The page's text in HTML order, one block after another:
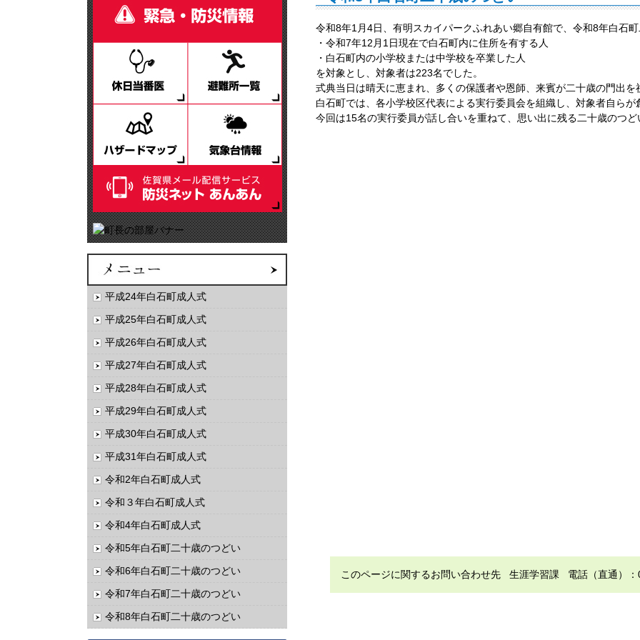
平成24年白石町成人式
平成25年白石町成人式
平成26年白石町成人式
平成27年白石町成人式
平成28年白石町成人式
平成29年白石町成人式
平成30年白石町成人式
平成31年白石町成人式
令和2年白石町成人式
令和３年白石町成人式
令和4年白石町成人式
令和5年白石町二十歳のつどい
令和6年白石町二十歳のつどい
令和7年白石町二十歳のつどい
令和8年白石町二十歳のつどい
令和8年1月4日、有明スカイパークふれあい郷自有館で、令和8年白石
・令和7年12月1日現在で白石町内に住所を有する人
・白石町内の小学校または中学校を卒業した人
を対象とし、対象者は223名でした。
式典当日は晴天に恵まれ、多くの保護者や恩師、来賓が二十歳の門出を
白石町では、各小学校区代表による実行委員会を組織し、対象者自らが
今回は15名の実行委員が話し合いを重ねて、思い出に残る二十歳のつど
このページに関するお問い合わせ先 生涯学習課 電話（直通）